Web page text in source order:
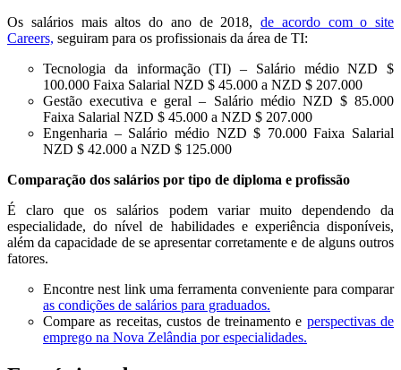
Os salários mais altos do ano de 2018, de acordo com o site
Careers, seguiram para os profissionais da área de TI:
Tecnologia da informação (TI) – Salário médio NZD $
100.000 Faixa Salarial NZD $ 45.000 a NZD $ 207.000
Gestão executiva e geral – Salário médio NZD $ 85.000
Faixa Salarial NZD $ 45.000 a NZD $ 207.000
Engenharia – Salário médio NZD $ 70.000 Faixa Salarial
NZD $ 42.000 a NZD $ 125.000
Comparação dos salários por tipo de diploma e profissão
É claro que os salários podem variar muito dependendo da
especialidade, do nível de habilidades e experiência disponíveis,
além da capacidade de se apresentar corretamente e de alguns outros
fatores.
Encontre nest link uma ferramenta conveniente para comparar
as condições de salários para graduados.
Compare as receitas, custos de treinamento e perspectivas de
emprego na Nova Zelândia por especialidades.